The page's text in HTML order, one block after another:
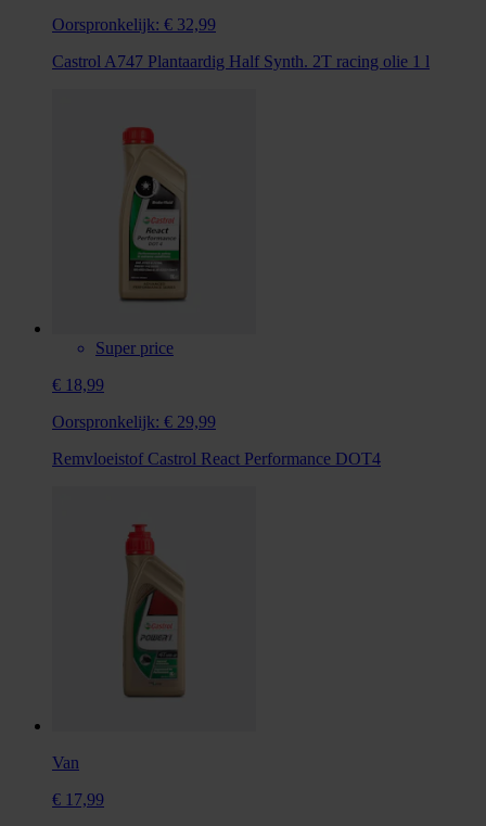
Oorspronkelijk: € 32,99
Castrol A747 Plantaardig Half Synth. 2T racing olie 1 l
Super price
€ 18,99
Oorspronkelijk: € 29,99
Remvloeistof Castrol React Performance DOT4
Van
€ 17,99